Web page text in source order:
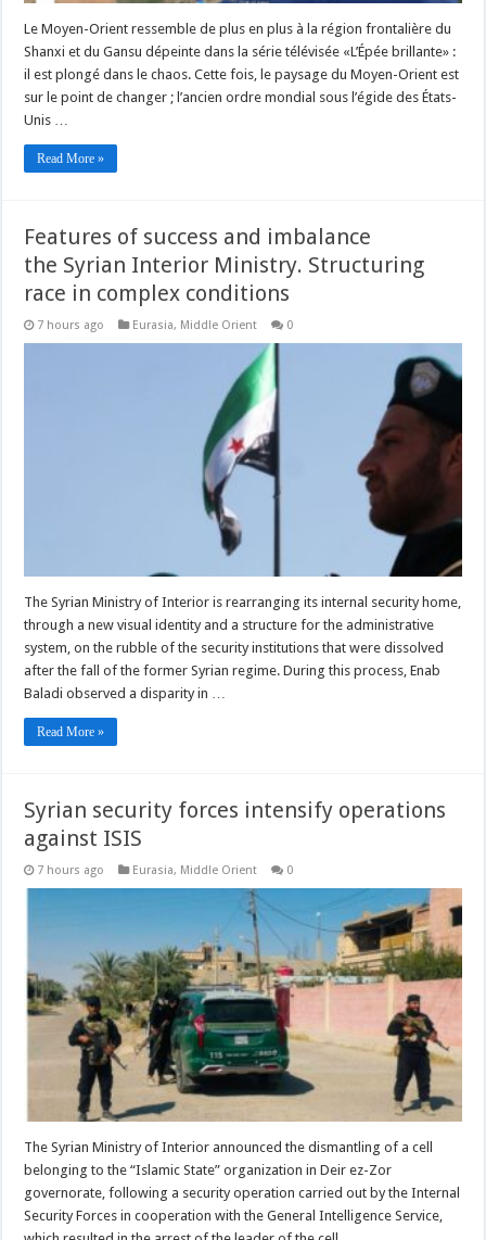
Le Moyen-Orient ressemble de plus en plus à la région frontalière du
Shanxi et du Gansu dépeinte dans la série télévisée «L’Épée brillante» :
il est plongé dans le chaos. Cette fois, le paysage du Moyen-Orient est
sur le point de changer ; l’ancien ordre mondial sous l’égide des États-
Unis …
Read More »
Features of success and imbalance
the Syrian Interior Ministry. Structuring
race in complex conditions
7 hours ago Eurasia, Middle Orient 0
The Syrian Ministry of Interior is rearranging its internal security home,
through a new visual identity and a structure for the administrative
system, on the rubble of the security institutions that were dissolved
after the fall of the former Syrian regime. During this process, Enab
Baladi observed a disparity in …
Read More »
Syrian security forces intensify operations
against ISIS
7 hours ago Eurasia, Middle Orient 0
The Syrian Ministry of Interior announced the dismantling of a cell
belonging to the “Islamic State” organization in Deir ez-Zor
governorate, following a security operation carried out by the Internal
Security Forces in cooperation with the General Intelligence Service,